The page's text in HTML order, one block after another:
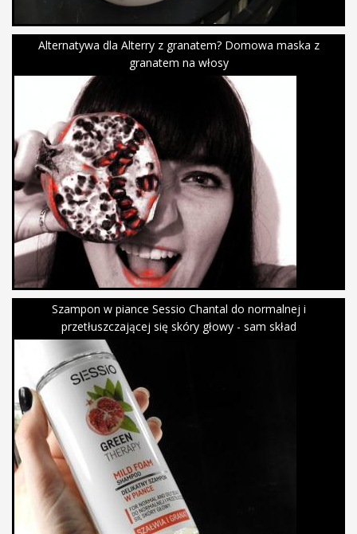
Alternatywa dla Alterry z granatem? Domowa maska z
granatem na włosy
Szampon w piance Sessio Chantal do normalnej i
przetłuszczającej się skóry głowy - sam skład